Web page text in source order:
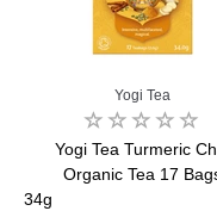
Yogi Tea
Yogi Tea Turmeric
Organic Tea 17
34g